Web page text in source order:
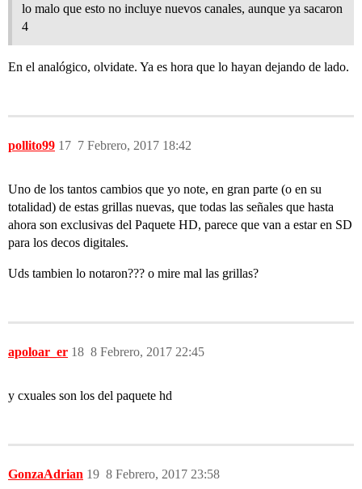
lo malo que esto no incluye nuevos canales, aunque ya sacaron
4
En el analógico, olvidate. Ya es hora que lo hayan dejando de lado.
pollito99 7 Febrero, 2017 18:42
17
Uno de los tantos cambios que yo note, en gran parte (o en su
totalidad) de estas grillas nuevas, que todas las señales que hasta
ahora son exclusivas del Paquete HD, parece que van a estar en SD
para los decos digitales.
Uds tambien lo notaron??? o mire mal las grillas?
apoloar_er 8 Febrero, 2017 22:45
18
y cxuales son los del paquete hd
GonzaAdrian 8 Febrero, 2017 23:58
19